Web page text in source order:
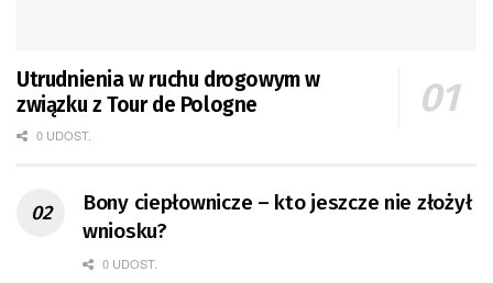
Utrudnienia w ruchu drogowym w
związku z Tour de Pologne
0 UDOST.
Bony ciepłownicze – kto jeszcze nie złożył
wniosku?
0 UDOST.